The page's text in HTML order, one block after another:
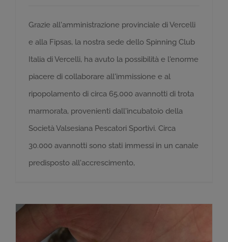
Grazie all'amministrazione provinciale di Vercelli
e alla Fipsas, la nostra sede dello Spinning Club
Italia di Vercelli, ha avuto la possibilità e l'enorme
piacere di collaborare all'immissione e al
ripopolamento di circa 65.000 avannotti di trota
marmorata, provenienti dall'incubatoio della
Società Valsesiana Pescatori Sportivi. Circa
30.000 avannotti sono stati immessi in un canale
predisposto all'accrescimento,